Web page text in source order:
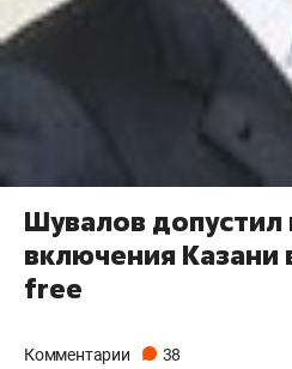
Шувалов
включения Казани
free
Комментарии 38